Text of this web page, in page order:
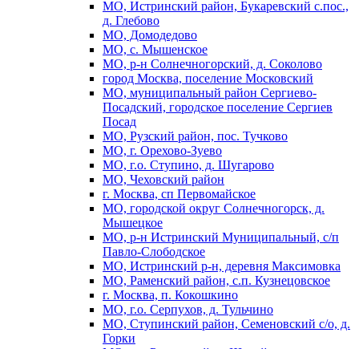
МО, Истринский район, Букаревский с.пос.,
д. Глебово
МО, Домодедово
МО, с. Мышенское
МО, р-н Солнечногорский, д. Соколово
город Москва, поселение Московский
МО, муниципальный район Сергиево-
Посадский, городское поселение Сергиев
Посад
МО, Рузский район, пос. Тучково
МО, г. Орехово-Зуево
МО, г.о. Ступино, д. Шугарово
МО, Чеховский район
г. Москва, сп Первомайское
МО, городской округ Солнечногорск, д.
Мышецкое
МО, р-н Истринский Муниципальный, с/п
Павло-Слободское
МО, Истринский р-н, деревня Максимовка
МО, Раменский район, с.п. Кузнецовское
г. Москва, п. Кокошкино
МО, г.о. Серпухов, д. Тульчино
МО, Ступинский район, Семеновский с/о, д.
Горки